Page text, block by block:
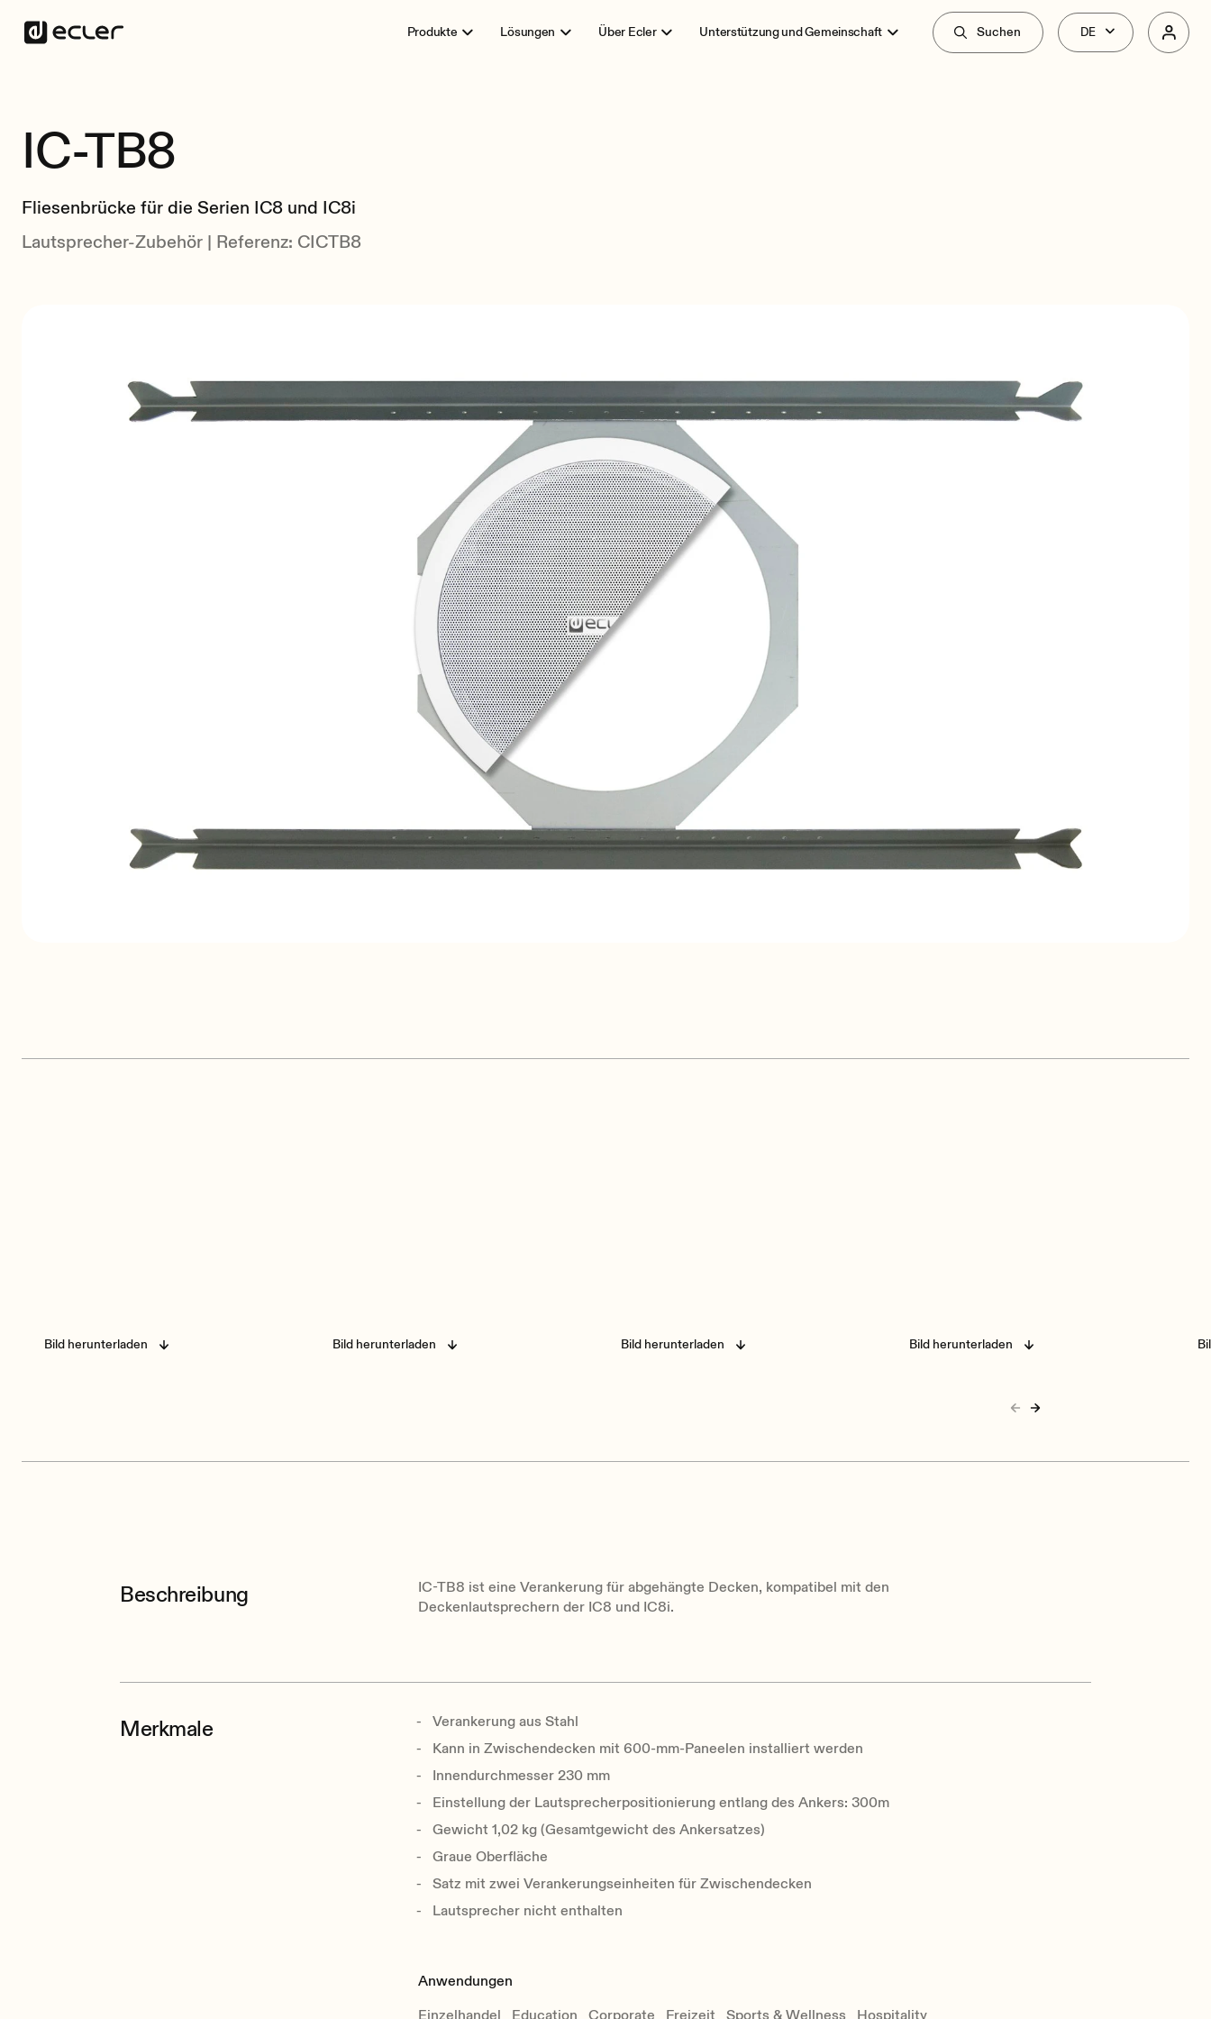
Suchen
Produkte Lösungen Über Ecler Unterstützung und Gemeinschaft
IC-TB8
Fliesenbrücke für die Serien IC8 und IC8i
Lautsprecher-Zubehör | Referenz: CICTB8
Bild herunterladen Bild herunterladen Bild herunterladen Bild herunterladen
Beschreibung
IC-TB8 ist eine Verankerung für abgehängte Decken, kompatibel mit den
Deckenlautsprechern der IC8 und IC8i.
Merkmale
Verankerung aus Stahl
Kann in Zwischendecken mit 600-mm-Paneelen installiert werden
Innendurchmesser 230 mm
Einstellung der Lautsprecherpositionierung entlang des Ankers: 300m
Gewicht 1,02 kg (Gesamtgewicht des Ankersatzes)
Graue Oberfläche
Satz mit zwei Verankerungseinheiten für Zwischendecken
Lautsprecher nicht enthalten
Anwendungen